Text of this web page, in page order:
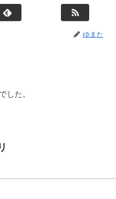
ゆまた
した。